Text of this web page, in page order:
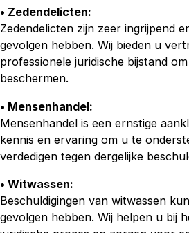
• Zedendelicten:
Zedendelicten zijn zeer ingrijpend
gevolgen hebben. Wij bieden u
professionele juridische bijstand
beschermen.
• Mensenhandel:
Mensenhandel is een ernstige
kennis en ervaring om u te
verdedigen tegen dergelijke
• Witwassen:
Beschuldigingen van witwassen
gevolgen hebben. Wij helpen u bij